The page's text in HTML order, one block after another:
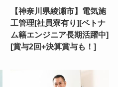
【神奈川県綾瀬市】電気施
工管理[社員寮有り][ベトナ
ム籍エンジニア長期活躍中]
[賞与2回+決算賞与も！]